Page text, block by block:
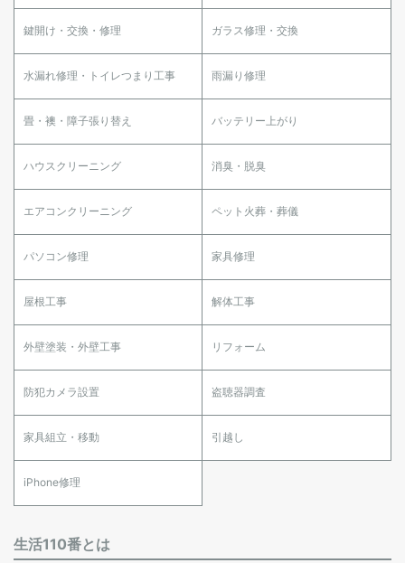
鍵開け・交換・修理 ガラス修理・交換
水漏れ修理・トイレつまり工事 雨漏り修理
畳・襖・障子張り替え バッテリー上がり
ハウスクリーニング 消臭・脱臭
エアコンクリーニング ペット火葬・葬儀
パソコン修理 家具修理
屋根工事 解体工事
外壁塗装・外壁工事 リフォーム
防犯カメラ設置 盗聴器調査
家具組立・移動 引越し
iPhone修理
生活110番とは